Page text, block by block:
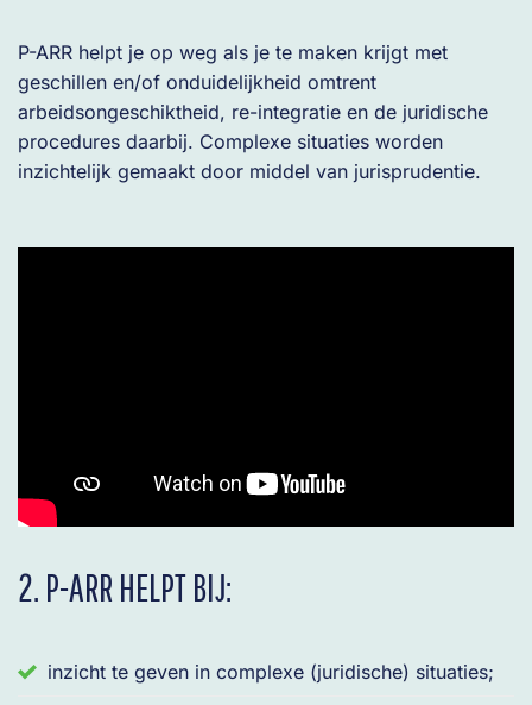
P-ARR helpt je op weg als je te maken krijgt met
geschillen en/of onduidelijkheid omtrent
arbeidsongeschiktheid, re-integratie en de juridische
procedures daarbij. Complexe situaties worden
inzichtelijk gemaakt door middel van jurisprudentie.
2. P-ARR HELPT BIJ:
inzicht te geven in complexe (juridische) situaties;